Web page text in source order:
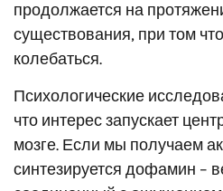
продолжается на
существования, при том
колебаться.
Психологические
что интерес запускает
мозге. Если мы получаем
синтезируется дофамин –